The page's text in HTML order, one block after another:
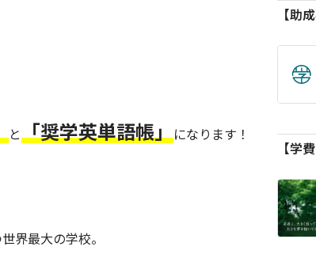
と「奨学英単語帳」になります！
界最大の学校。